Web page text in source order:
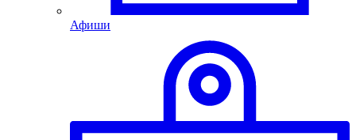
Афиши